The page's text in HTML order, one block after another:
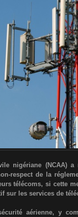
nigériane (NCAA)
respect de la
télécoms, si cette
sur les services de
aérienne, y